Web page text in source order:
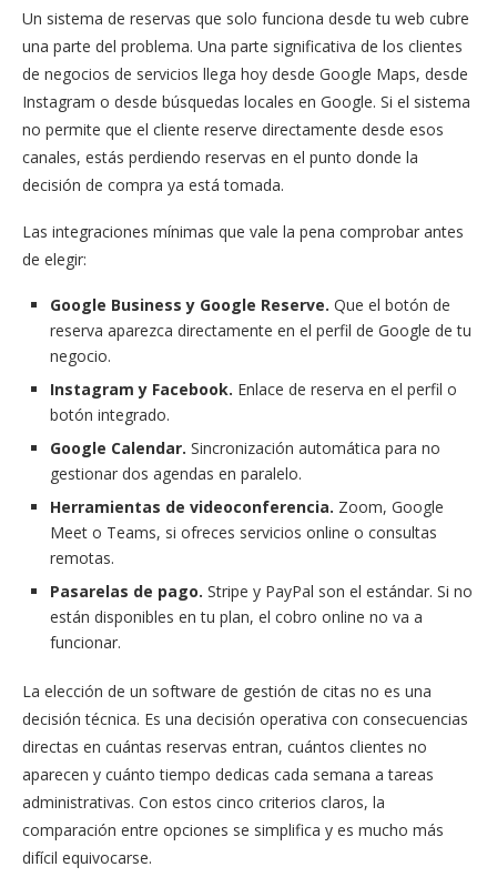
Un sistema de reservas que solo funciona desde tu web cubre
una parte del problema. Una parte significativa de los clientes
de negocios de servicios llega hoy desde Google Maps, desde
Instagram o desde búsquedas locales en Google. Si el sistema
no permite que el cliente reserve directamente desde esos
canales, estás perdiendo reservas en el punto donde la
decisión de compra ya está tomada.
Las integraciones mínimas que vale la pena comprobar antes
de elegir:
Google Business y Google Reserve. Que el botón de
reserva aparezca directamente en el perfil de Google de tu
negocio.
Instagram y Facebook. Enlace de reserva en el perfil o
botón integrado.
Google Calendar. Sincronización automática para no
gestionar dos agendas en paralelo.
Herramientas de videoconferencia. Zoom, Google
Meet o Teams, si ofreces servicios online o consultas
remotas.
Pasarelas de pago. Stripe y PayPal son el estándar. Si no
están disponibles en tu plan, el cobro online no va a
funcionar.
La elección de un software de gestión de citas no es una
decisión técnica. Es una decisión operativa con consecuencias
directas en cuántas reservas entran, cuántos clientes no
aparecen y cuánto tiempo dedicas cada semana a tareas
administrativas. Con estos cinco criterios claros, la
comparación entre opciones se simplifica y es mucho más
difícil equivocarse.